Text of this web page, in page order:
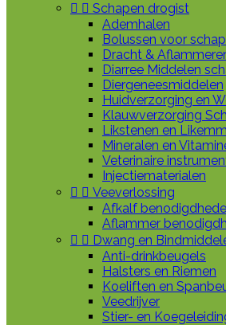
  Schapen drogist
Ademhalen
Bolussen voor
Dracht &
Diarree Middelen
Diergeneesmiddelen
Huidverzorging en
Klauwverzorging
Likstenen en
Mineralen en
Veterinaire
Injectiematerialen
  Veeverlossing
Afkalf
Aflammer
  Dwang en
Anti-drinkbeugels
Halsters en Riemen
Koeliften en
Veedrijver
Stier- en